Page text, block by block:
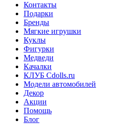
Контакты
Подарки
Бренды
Мягкие игрушки
Куклы
Фигурки
Медведи
Качалки
КЛУБ Cdolls.ru
Модели автомобилей
Декор
Акции
Помощь
Блог